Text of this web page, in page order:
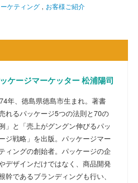
ケティング , お客様ご紹介
ケージマーケッター 松浦陽司
年、徳島県徳島市生まれ。著書
売れるパッケージ5つの法則と70の
」と「売上がグングン伸びるパッ
ジ戦略」を出版。パッケージマー
ィングの創始者。パッケージの企
デザインだけではなく、商品開発
幹であるブランディングも行い、